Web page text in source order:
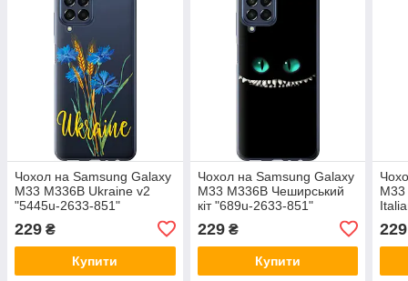
Чохол на Samsung Galaxy
M33 M336B Ukraine v2
"5445u-2633-851"
229 ₴
Купити
Чохол на Samsung Galaxy
M33 M336B Чеширський
кіт "689u-2633-851"
229₴
Купити
229